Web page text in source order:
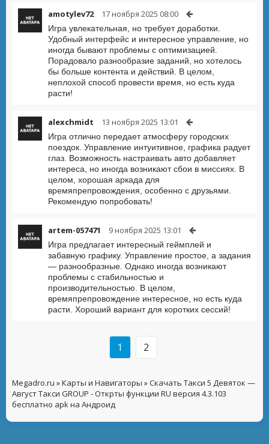
amotylev72 17 ноября 2025 08:00
Игра увлекательная, но требует доработки.
Удобный интерфейс и интересное управление, но
иногда бывают проблемы с оптимизацией.
Порадовало разнообразие заданий, но хотелось
бы больше контента и действий. В целом,
неплохой способ провести время, но есть куда
расти!
alexchmidt 13 ноября 2025 13:01
Игра отлично передает атмосферу городских
поездок. Управление интуитивное, графика радует
глаз. Возможность настраивать авто добавляет
интереса, но иногда возникают сбои в миссиях. В
целом, хорошая аркада для
времяпрепровождения, особенно с друзьями.
Рекомендую попробовать!
artem-057471 9 ноября 2025 13:01
Игра предлагает интересный геймплей и
забавную графику. Управление простое, а задания
— разнообразные. Однако иногда возникают
проблемы с стабильностью и
производительностью. В целом,
времяпрепровождение интересное, но есть куда
расти. Хороший вариант для коротких сессий!
1 2
Megadro.ru »Карты и Навигаторы » Скачать Такси 5 Девяток —
Август Такси GROUP - Открты функции RU версия 4.3.103
бесплатно apk на Андроид